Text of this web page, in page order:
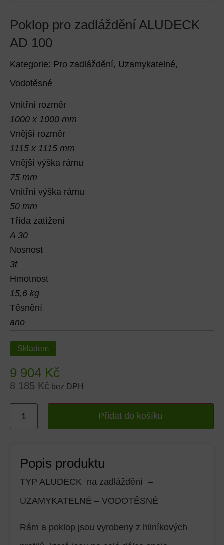
Poklop pro zadláždění ALUDECK
AD 100
Kategorie: Pro zadláždění, Uzamykatelné,
Vodotěsné
Vnitřní rozměr
1000 x 1000 mm
Vnější rozměr
1115 x 1115 mm
Vnější výška rámu
75 mm
Vnitřní výška rámu
50 mm
Třída zatížení
A 30
Nosnost
3t
Hmotnost
15,6 kg
Těsnění
ano
Skladem
9 904 Kč
8 185 Kč bez DPH
Přidat do košíku
Popis produktu
TYP ALUDECK na zadláždění –
UZAMYKATELNÉ – VODOTĚSNÉ
Rám a poklop jsou vyrobeny z hliníkových